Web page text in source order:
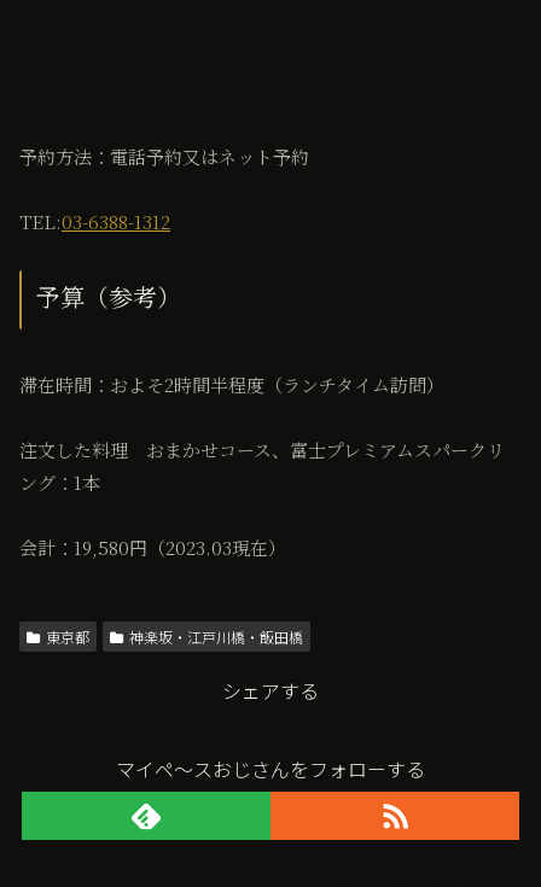
予約方法：電話予約又はネット予約
TEL:03-6388-1312
予算（参考）
滞在時間：およそ2時間半程度（ランチタイム訪問）
注文した料理 おまかせコース、富士プレミアムスパークリ
ング：1本
会計：19,580円（2023.03現在）
東京都 神楽坂・江戸川橋・飯田橋
シェアする
マイペ〜スおじさんをフォローする